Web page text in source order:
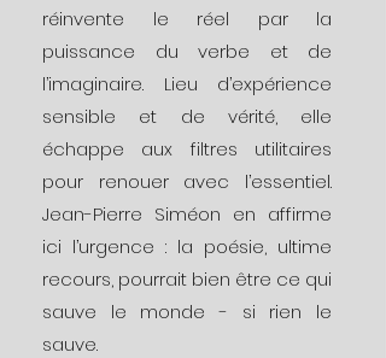
réinvente le réel par la
puissance du verbe et de
l’imaginaire. Lieu d’expérience
sensible et de vérité, elle
échappe aux filtres utilitaires
pour renouer avec l’essentiel.
Jean-Pierre Siméon en affirme
ici l’urgence : la poésie, ultime
recours, pourrait bien être ce qui
sauve le monde - si rien le
sauve.